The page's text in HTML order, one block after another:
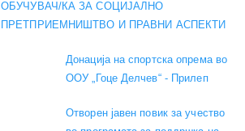
ОБУЧУВАЧ/КА ЗА СОЦИЈАЛНО
ПРЕТПРИЕМНИШТВО И ПРАВНИ АСПЕКТИ
Донација на спортска опрема во
ООУ „Гоце Делчев“ - Прилеп
Отворен јавен повик за учество